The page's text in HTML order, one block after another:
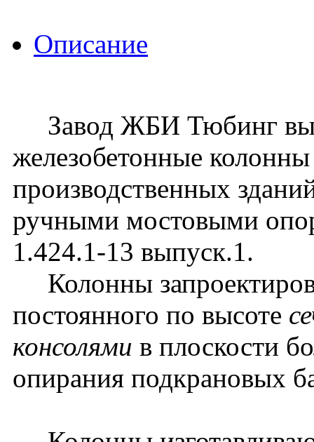
Описание
Завод ЖБИ Тюбинг
железобетонные
производственных
ручными мостовыми
1.424.1-13 выпуск.1.
Колонны
постоянного по высоте
консолями в плоскости
опирания подкрановых